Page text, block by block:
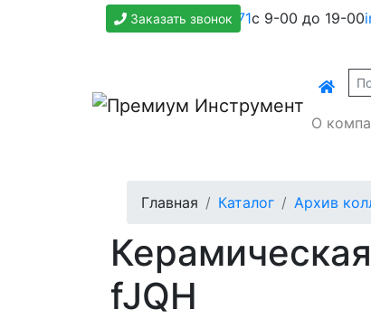
+7(800)500-1271с 9-00 до 19-00
Заказать звонок
О
Главная Каталог Архив
fJQH